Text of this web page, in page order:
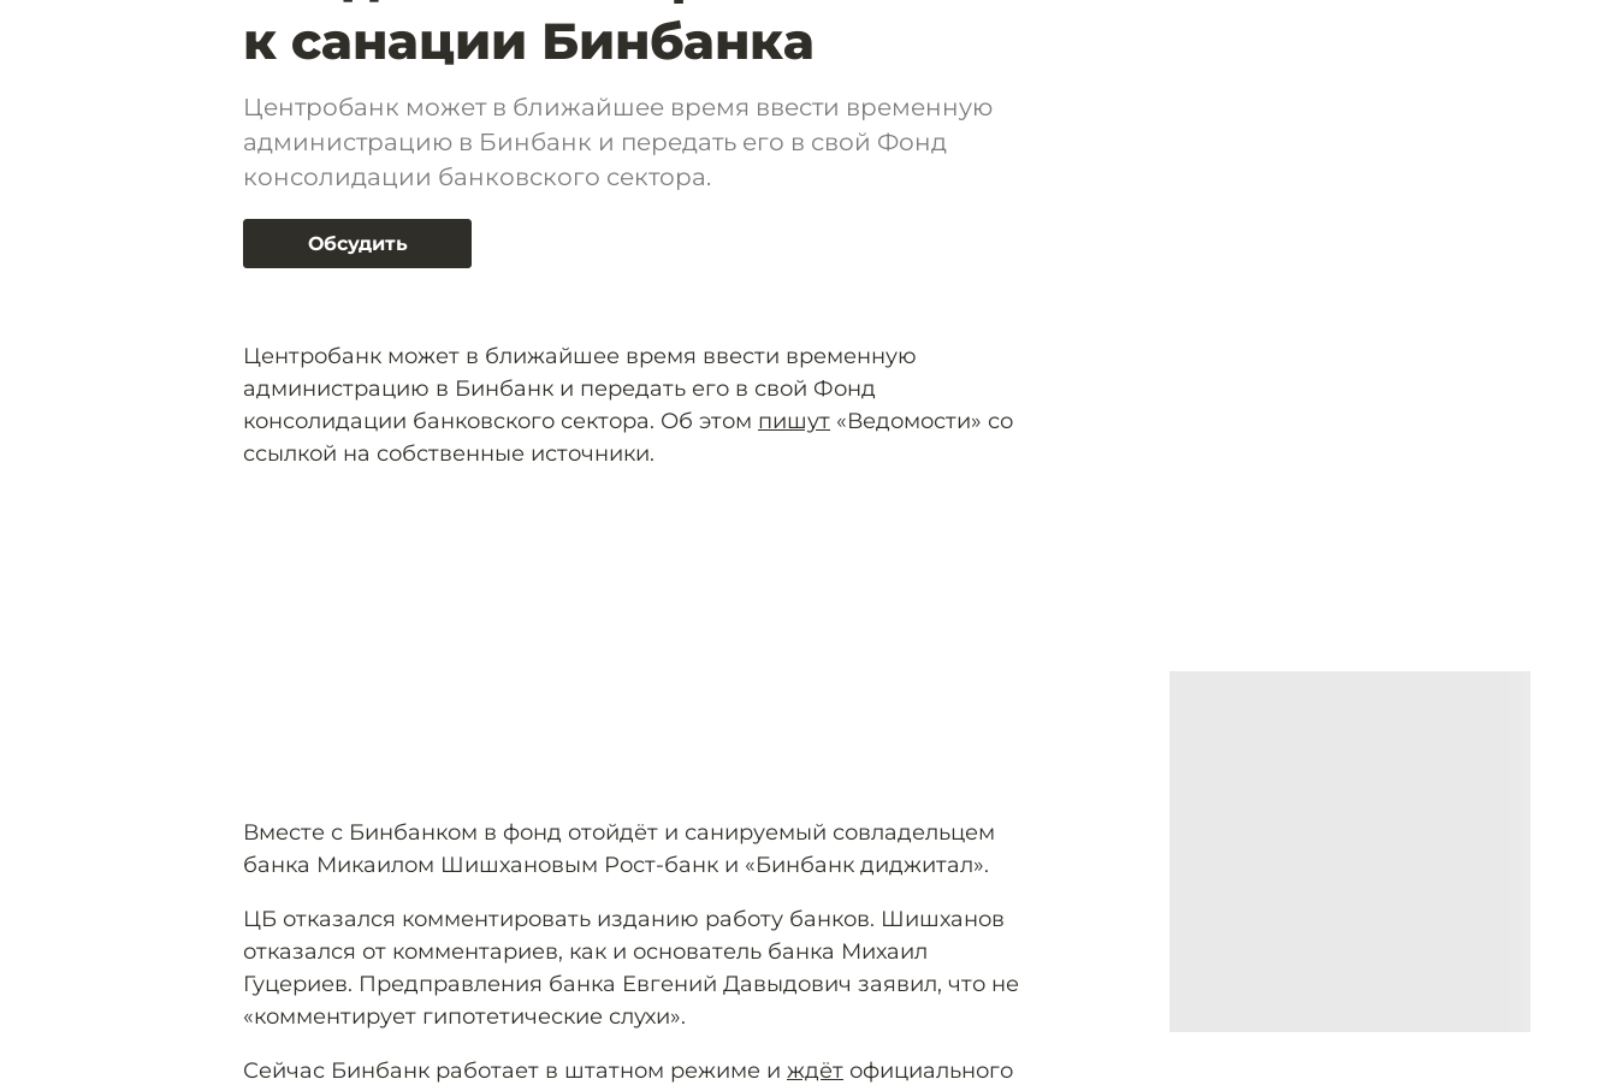
к санации Бинбанка
Центробанк может в ближайшее время ввести временную
администрацию в Бинбанк и передать его в свой Фонд
консолидации банковского сектора.
Обсудить
Центробанк может в ближайшее время ввести временную
администрацию в Бинбанк и передать его в свой Фонд
консолидации банковского сектора. Об этом пишут «Ведомости» со
ссылкой на собственные источники.
Вместе с Бинбанком в фонд отойдёт и санируемый совладельцем
банка Микаилом Шишхановым Рост-банк и «Бинбанк диджитал».
ЦБ отказался комментировать изданию работу банков. Шишханов
отказался от комментариев, как и основатель банка Михаил
Гуцериев. Предправления банка Евгений Давыдович заявил, что не
«комментирует гипотетические слухи».
Сейчас Бинбанк работает в штатном режиме и ждёт официального